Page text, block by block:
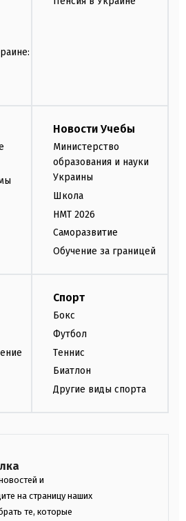
Новости Учебы
Министерство
образования и науки
Украины
Школа
НМТ 2026
Саморазвитие
Обучение за границей
Спорт
Бокс
Футбол
Теннис
Биатлон
Другие виды спорта
и
на страницу наших
те, которые